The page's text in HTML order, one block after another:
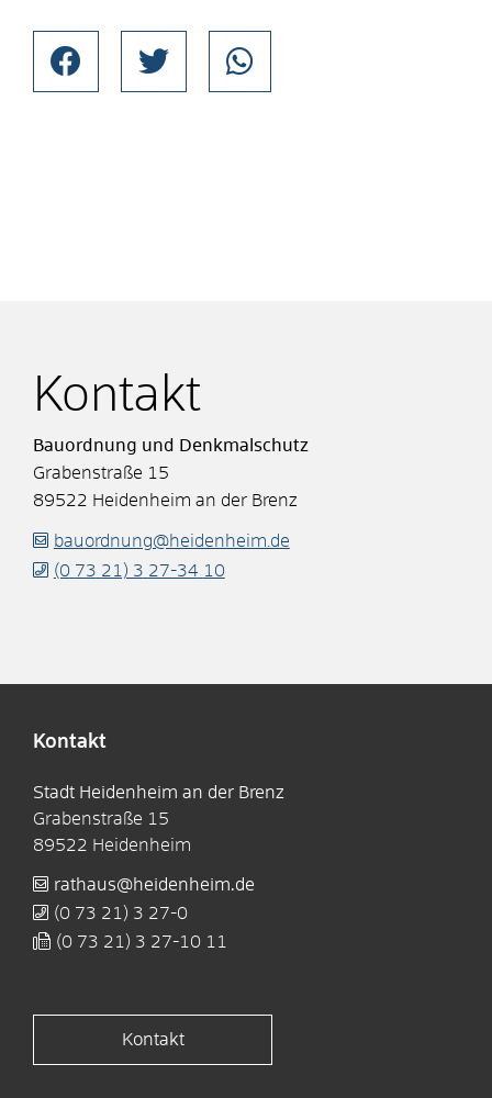
Kontakt
Bauordnung und Denkmalschutz
Grabenstraße 15
89522 Heidenheim an der Brenz
bauordnung@heidenheim.de
(0 73 21) 3 27-34 10
Kontakt
Stadt Heidenheim an der Brenz
Grabenstraße 15
89522 Heidenheim
rathaus@heidenheim.de
(0 73 21) 3 27-0
(0 73 21) 3 27-10 11
Kontakt